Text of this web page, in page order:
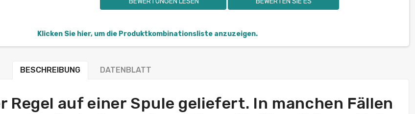
Klicken Sie hier, um die Produktkombinationsliste anzuzeigen.
BESCHREIBUNG DATENBLATT
Regel auf einer Spule geliefert. In manchen Fällen